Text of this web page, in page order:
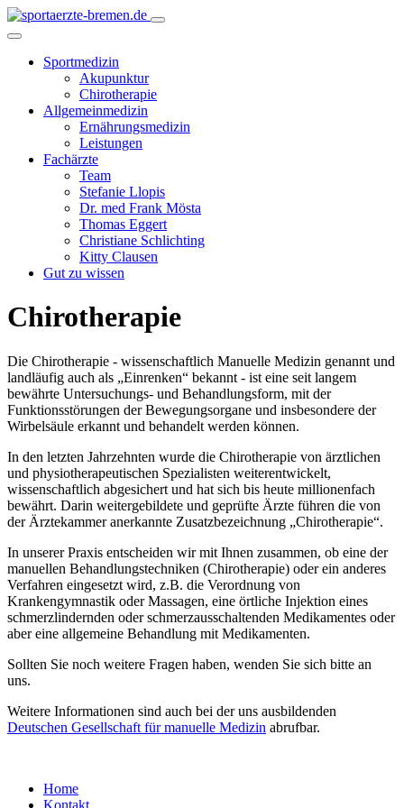
Sportmedizin
Akupunktur
Chirotherapie
Allgemeinmedizin
Ernährungsmedizin
Leistungen
Fachärzte
Team
Stefanie Llopis
Dr. med Frank Mösta
Thomas Eggert
Christiane Schlichting
Kitty Clausen
Gut zu wissen
Chirotherapie
Die Chirotherapie - wissenschaftlich Manuelle Medizin genannt und
landläufig auch als „Einrenken“ bekannt - ist eine seit langem
bewährte Untersuchungs- und Behandlungsform, mit der
Funktionsstörungen der Bewegungsorgane und insbesondere der
Wirbelsäule erkannt und behandelt werden können.
In den letzten Jahrzehnten wurde die Chirotherapie von ärztlichen
und physiotherapeutischen Spezialisten weiterentwickelt,
wissenschaftlich abgesichert und hat sich bis heute millionenfach
bewährt. Darin weitergebildete und geprüfte Ärzte führen die von
der Ärztekammer anerkannte Zusatzbezeichnung „Chirotherapie“.
In unserer Praxis entscheiden wir mit Ihnen zusammen, ob eine der
manuellen Behandlungstechniken (Chirotherapie) oder ein anderes
Verfahren eingesetzt wird, z.B. die Verordnung von
Krankengymnastik oder Massagen, eine örtliche Injektion eines
schmerzlindernden oder schmerzausschaltenden Medikamentes oder
aber eine allgemeine Behandlung mit Medikamenten.
Sollten Sie noch weitere Fragen haben, wenden Sie sich bitte an
uns.
Weitere Informationen sind auch bei der uns ausbildenden
Deutschen Gesellschaft für manuelle Medizin abrufbar.
Home
Kontakt